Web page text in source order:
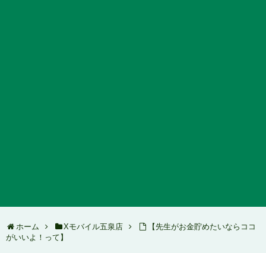
ホーム Xモバイル五泉店
【先生がお金貯めたいならココ
がいいよ！って】